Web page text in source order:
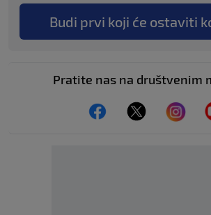
Budi prvi koji će ostaviti
Pratite nas na društvenim